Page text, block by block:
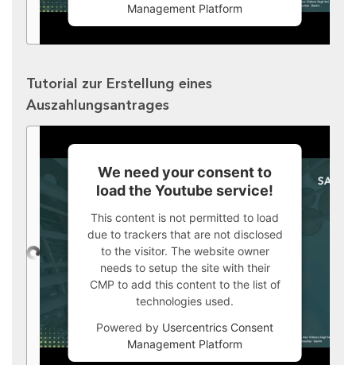
Management Platform
Tutorial zur Erstellung eines
Auszahlungsantrages
We need your consent to
load the Youtube service!
This content is not permitted to load
due to trackers that are not disclosed
to the visitor. The website owner
needs to setup the site with their
CMP to add this content to the list of
technologies used.
Powered by Usercentrics Consent
Management Platform